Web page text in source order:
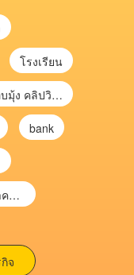
โรงเรียน
ฉันขอวิธีประกอบมุ้ง คลิปวิดีโอ การประกอบมุ้ง
bank
ซื้อทรัพย์ NPL ต่ำกว่าราคาตลาด 30-70% แบบไม่ต้องไปประมูล”
จ